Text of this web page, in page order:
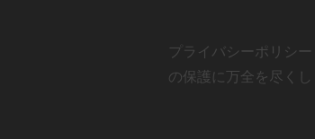
プライバシーポリシ
の保護に万全を尽く